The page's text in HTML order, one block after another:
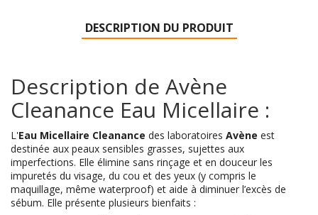
DESCRIPTION DU PRODUIT
Description de Avène
Cleanance Eau Micellaire :
L'Eau Micellaire Cleanance des laboratoires Avène est
destinée aux peaux sensibles grasses, sujettes aux
imperfections. Elle élimine sans rinçage et en douceur les
impuretés du visage, du cou et des yeux (y compris le
maquillage, même waterproof) et aide à diminuer l’excès de
sébum. Elle présente plusieurs bienfaits :